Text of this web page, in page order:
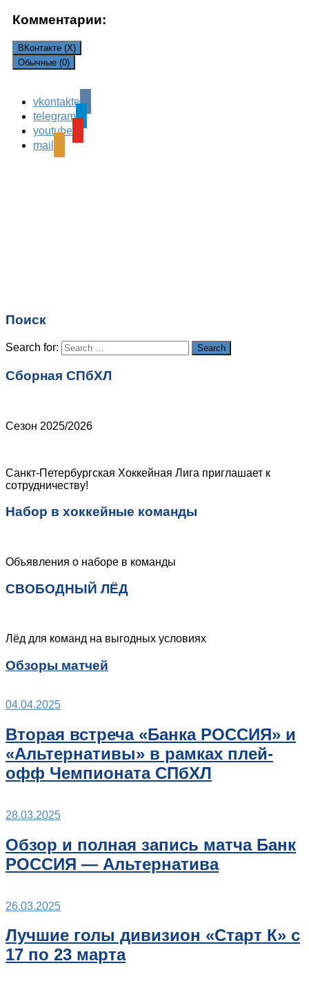
Комментарии:
ВКонтакте (X)
Обычные (0)
Leave a Reply
Ваш адрес email не будет опубликован.
поля помечены
vkontakte
telegram
youtube
mail
Поиск
Search for: Search
Сборная СПбХЛ
Сезон 2025/2026
Санкт-Петербургская Хоккейная Лига приглашает к
сотрудничеству!
Набор в хоккейные команды
Объявления о наборе в команды
СВОБОДНЫЙ ЛЁД
Лёд для команд на выгодных условиях
Обзоры матчей
04.04.2025
Вторая встреча «Банка РОССИЯ» и
«Альтернативы» в рамках плей-
офф Чемпионата СПбХЛ
28.03.2025
Обзор и полная запись матча Банк
РОССИЯ — Альтернатива
26.03.2025
Лучшие голы дивизион «Старт К» с
17 по 23 марта